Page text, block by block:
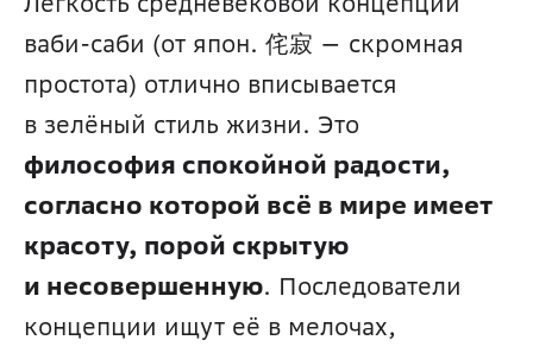
ваби-саби (от япон. 侘寂 — скромная
простота) отлично вписывается
философия спокойной радости,
согласно которой всё в мире имеет
красоту, порой скрытую
и несовершенную. Последователи
концепции ищут её в мелочах,